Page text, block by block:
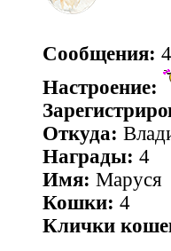
Сообщения:
Настроение:
Откуда:
Награды: 4
Имя: Маруся
Кошки: 4
Клички